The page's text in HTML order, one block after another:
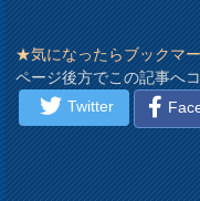
★気になったらブックマ
ページ後方でこの記事へ
Twitter